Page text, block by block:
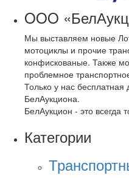
OOO
Мы выставляем новые
мотоциклы и прочие
конфискованые. Также
проблемное
Только у нас бесплатная
БелАукциона.
БелАукцион - это всегда
Категории